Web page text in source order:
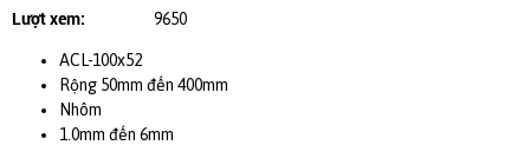
Lượt xem: 9650
ACL-100x52
Rộng 50mm đến 400mm
Nhôm
1.0mm đến 6mm